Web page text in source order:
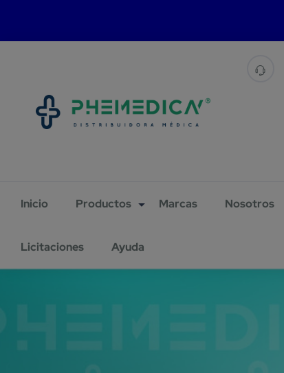
Inicio Productos Marcas Nosotros
Licitaciones Ayuda